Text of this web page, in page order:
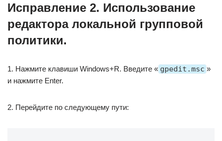
Исправление 2. Использование
редактора локальной групповой
политики.
1. Нажмите клавиши Windows+R. Введите « gpedit.msc »
и нажмите Enter.
2. Перейдите по следующему пути: